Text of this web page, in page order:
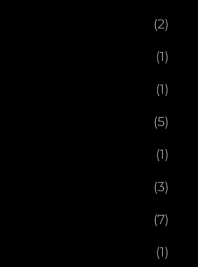
(2)
(1)
(1)
(5)
(1)
(3)
(7)
(1)